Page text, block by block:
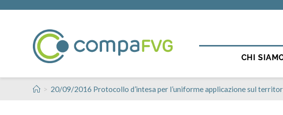
CHI
> 20/09/2016 Protocollo d’intesa per l’uniforme applicazione sul